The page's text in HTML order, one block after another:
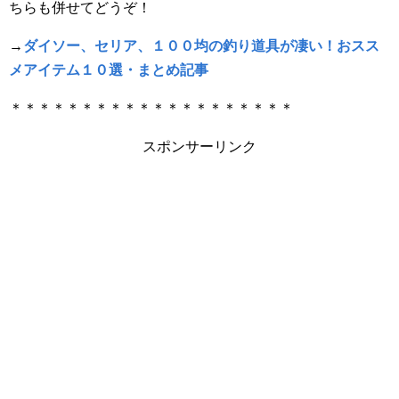
ちらも併せてどうぞ！
→ ダイソー、セリア、１００均の釣り道具が凄い！おスス
メアイテム１０選・まとめ記事
＊＊＊＊＊＊＊＊＊＊＊＊＊＊＊＊＊＊＊＊
スポンサーリンク